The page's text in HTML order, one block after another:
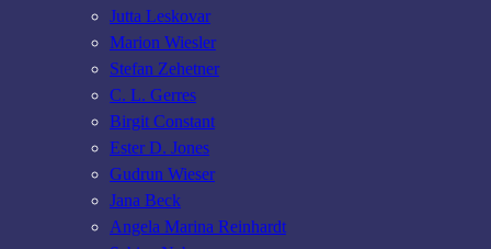
Jutta Leskovar
Marion Wiesler
Stefan Zehetner
C. L. Gerres
Birgit Constant
Ester D. Jones
Gudrun Wieser
Jana Beck
Angela Marina Reinhardt